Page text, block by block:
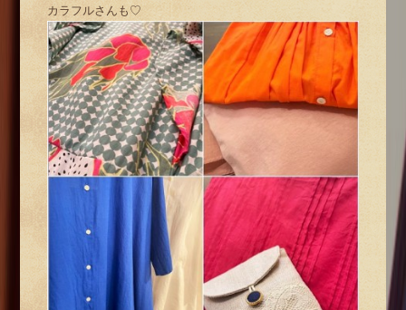
カラフルさんも♡